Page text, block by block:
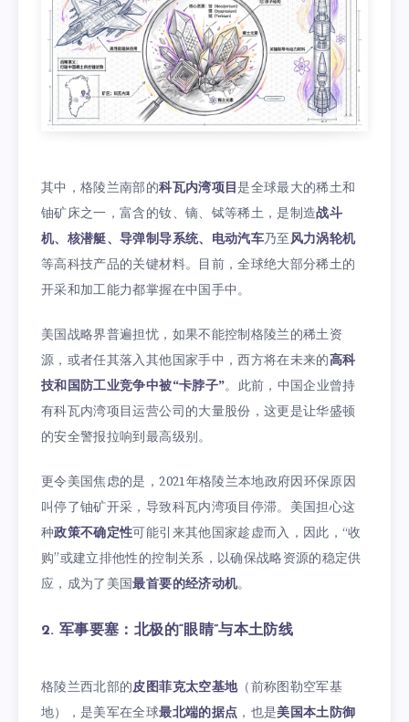
其中，格陵兰南部的科瓦内湾项目是全球最大的稀土和
铀矿床之一，富含的钕、镝、铽等稀土，是制造战斗
机、核潜艇、导弹制导系统、电动汽车乃至风力涡轮机
等高科技产品的关键材料。目前，全球绝大部分稀土的
开采和加工能力都掌握在中国手中。
美国战略界普遍担忧，如果不能控制格陵兰的稀土资
源，或者任其落入其他国家手中，西方将在未来的高科
技和国防工业竞争中被“卡脖子”。此前，中国企业曾持
有科瓦内湾项目运营公司的大量股份，这更是让华盛顿
的安全警报拉响到最高级别。
更令美国焦虑的是，2021年格陵兰本地政府因环保原因
叫停了铀矿开采，导致科瓦内湾项目停滞。美国担心这
种政策不确定性可能引来其他国家趁虚而入，因此，“收
购”或建立排他性的控制关系，以确保战略资源的稳定供
应，成为了美国最首要的经济动机。
2. 军事要塞：北极的“眼睛”与本土防线
格陵兰西北部的皮图菲克太空基地（前称图勒空军基
地），是美军在全球最北端的据点 ，也是美国本土防御